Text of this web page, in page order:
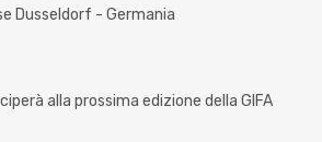
Dusseldorf - Germania
alla prossima edizione della GIFA